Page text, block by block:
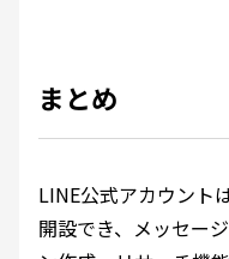
まとめ
LINE公式アカウント
開設でき、メッセー